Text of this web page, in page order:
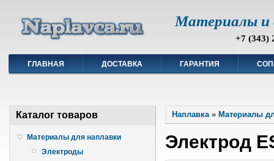
Материалы и
+7 (343)
ГЛАВНАЯ ДОСТАВКА ГАРАНТИЯ
Каталог товаров
Материалы для наплавки
Электроды
Наплавка» Материалы
Электрод